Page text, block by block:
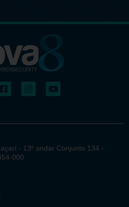
- 13º andar Conjunto 134 -
000